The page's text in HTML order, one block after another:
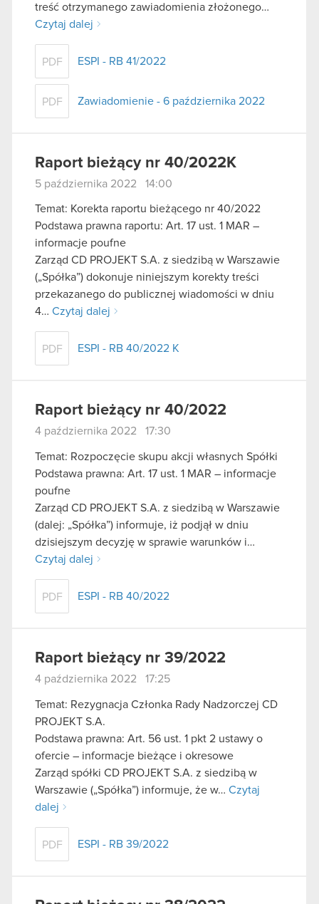
treść otrzymanego zawiadomienia złożonego…
Czytaj dalej
PDF ESPI - RB 41/2022
PDF Zawiadomienie - 6 października 2022
Raport bieżący nr 40/2022K
5 października 2022 14:00
Temat: Korekta raportu bieżącego nr 40/2022
Podstawa prawna raportu: Art. 17 ust. 1 MAR –
informacje poufne
Zarząd CD PROJEKT S.A. z siedzibą w Warszawie
(„Spółka”) dokonuje niniejszym korekty treści
przekazanego do publicznej wiadomości w dniu
4… Czytaj dalej
PDF ESPI - RB 40/2022 K
Raport bieżący nr 40/2022
4 października 2022 17:30
Temat: Rozpoczęcie skupu akcji własnych Spółki
Podstawa prawna: Art. 17 ust. 1 MAR – informacje
poufne
Zarząd CD PROJEKT S.A. z siedzibą w Warszawie
(dalej: „Spółka”) informuje, iż podjął w dniu
dzisiejszym decyzję w sprawie warunków i…
Czytaj dalej
PDF ESPI - RB 40/2022
Raport bieżący nr 39/2022
4 października 2022 17:25
Temat: Rezygnacja Członka Rady Nadzorczej CD
PROJEKT S.A.
Podstawa prawna: Art. 56 ust. 1 pkt 2 ustawy o
ofercie – informacje bieżące i okresowe
Zarząd spółki CD PROJEKT S.A. z siedzibą w
Warszawie („Spółka”) informuje, że w… Czytaj
dalej
PDF ESPI - RB 39/2022